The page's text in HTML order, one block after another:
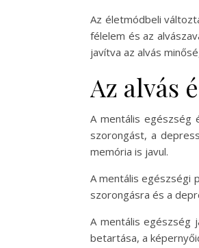
Az életmódbeli
félelem és az
javítva az alvás
Az alvás
A mentális egészség
szorongást, a
memória is javul.
A mentális egészségi
szorongásra és a
A mentális egészség
betartása, a